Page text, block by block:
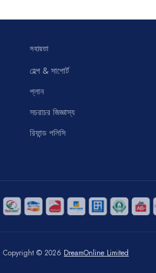
সহায়তা
হেল্প & সাপোর্ট
প্লান
সচরাচর জিজ্ঞাস্য
রিফান্ড পলিসি
Copyright © 2026 DreamOnline Limited